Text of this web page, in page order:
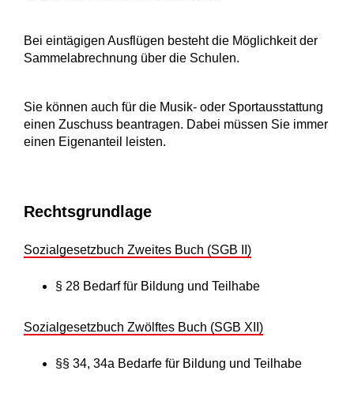
Bei eintägigen Ausflügen besteht die Möglichkeit der
Sammelabrechnung über die Schulen.
Sie können auch für die Musik- oder Sportausstattung
einen Zuschuss beantragen. Dabei müssen Sie immer
einen Eigenanteil leisten.
Rechtsgrundlage
Sozialgesetzbuch Zweites Buch (SGB II)
§ 28 Bedarf für Bildung und Teilhabe
Sozialgesetzbuch Zwölftes Buch (SGB XII)
§§ 34, 34a Bedarfe für Bildung und Teilhabe